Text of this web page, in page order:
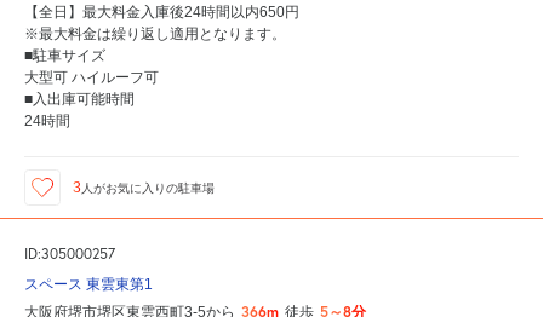
【全日】最大料金入庫後24時間以内650円
※最大料金は繰り返し適用となります。
■駐車サイズ
大型可 ハイルーフ可
■入出庫可能時間
24時間
3 人がお気に入りの駐車場
ID:305000257
スペース 東雲東第1
大阪府堺市堺区東雲西町3-5から 366m 徒歩 5～8分